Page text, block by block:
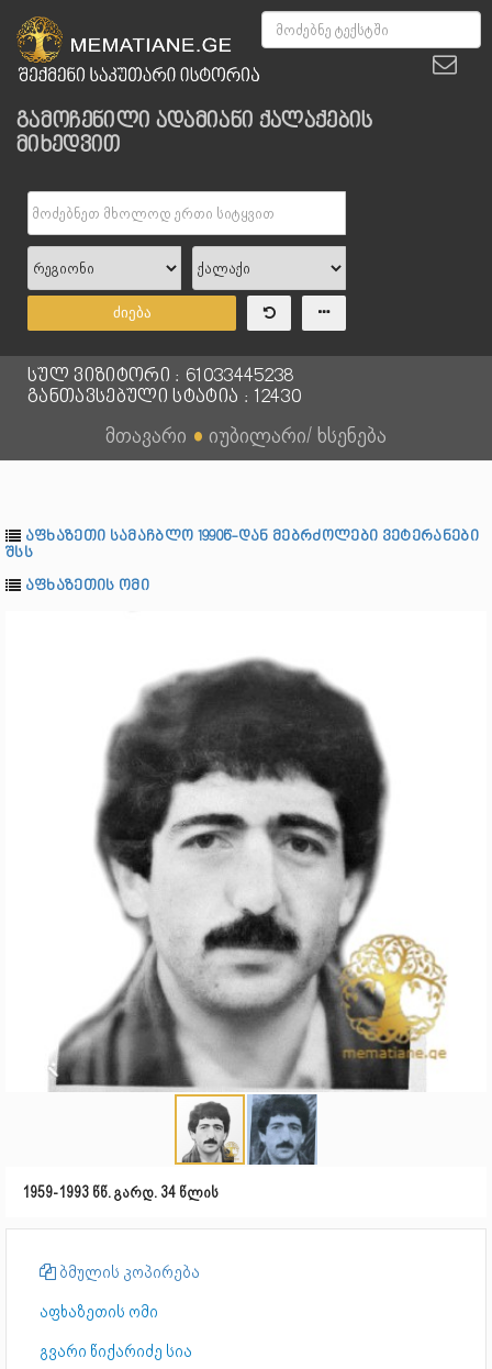
გამოჩენილი ადამიანი ქალაქების
მიხედვით
ძიება
სულ ვიზიტორი : 61033445238
განთავსებული სტატია : 12430
მთავარი ● იუბილარი/ ხსენება
აფხაზეთი სამაჩბლო 1990წ-დან მებრძოლები ვეტერანები
შსს
აფხაზეთის ომი
1959-1993 წწ. გარდ. 34 წლის
ბმულის კოპირება
აფხაზეთის ომი
გვარი წიქარიძე სია